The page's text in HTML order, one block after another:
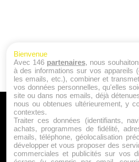
A PROPOS
Qui sommes nous ?
Mentions Légales
Publicité
Bienvenue
Avec 146 partenaires, nous
à des informations sur vos appareils
les emails, etc.), combiner et
vos données personnelles, qu'elles
site ou dans nos emails, déjà
nous ou obtenues ultérieurement, y
contextes.
Traiter ces données (identifiants,
achats, programmes de fidélité,
emails, téléphone, géolocalisation
développer et vous proposer des
commerciales et publicités sur vos